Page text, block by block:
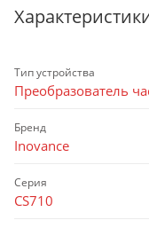
Тип устройства
Преобразователь
Бренд
Inovance
Серия
CS710